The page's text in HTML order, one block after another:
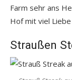
Farm sehr ans
Hof mit viel
Straußen